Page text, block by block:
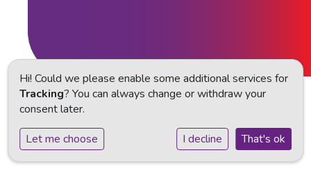
Privacy statement
Powered by
Social Schools
Hi! Could we please enable some additional services for
Tracking? You can always change or withdraw your
consent later.
Let me choose
I decline That's ok